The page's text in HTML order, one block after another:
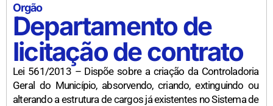
Orgão
Departamento de
licitação de contrato
Lei 561/2013 – Dispõe sobre a criação da Controladoria
Geral do Município, absorvendo, criando, extinguindo ou
alterando a estrutura de cargos já existentes no Sistema de